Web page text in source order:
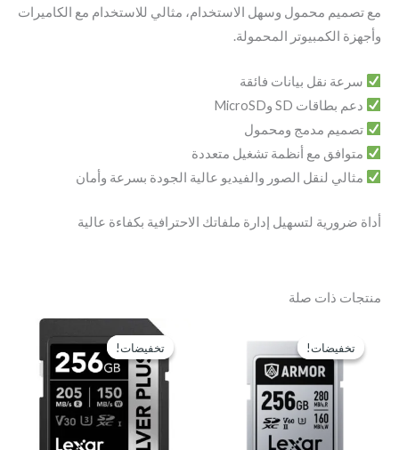
مع تصميم محمول وسهل الاستخدام، مثالي للاستخدام مع الكاميرات
وأجهزة الكمبيوتر المحمولة.
سرعة نقل بيانات فائقة
دعم بطاقات SD وMicroSD
تصميم مدمج ومحمول
متوافق مع أنظمة تشغيل متعددة
مثالي لنقل الصور والفيديو عالية الجودة بسرعة وأمان
أداة ضرورية لتسهيل إدارة ملفاتك الاحترافية بكفاءة عالية
منتجات ذات صلة
تخفيضات!
تخفيضات!
الأصلي
هو:
EGP7,900.
تخفيضات!
تخفيضات!
الأصلي
هو:
EGP4,900.
السعر
الحالي